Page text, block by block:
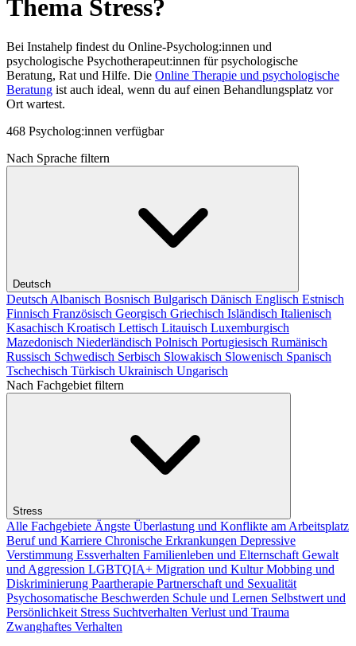
Thema Stress?
Bei Instahelp findest du Online-Psycholog:innen und
psychologische Psychotherapeut:innen für psychologische
Beratung, Rat und Hilfe. Die Online Therapie und psychologische
Beratung ist auch ideal, wenn du auf einen Behandlungsplatz vor
Ort wartest.
468 Psycholog:innen verfügbar
Nach Sprache filtern
Deutsch
Deutsch Albanisch Bosnisch Bulgarisch Dänisch Englisch Estnisch
Finnisch Französisch Georgisch Griechisch Isländisch Italienisch
Kasachisch Kroatisch Lettisch Litauisch Luxemburgisch
Mazedonisch Niederländisch Polnisch Portugiesisch Rumänisch
Russisch Schwedisch Serbisch Slowakisch Slowenisch Spanisch
Tschechisch Türkisch Ukrainisch Ungarisch
Nach Fachgebiet filtern
Stress
Alle Fachgebiete Ängste Überlastung und Konflikte am Arbeitsplatz
Beruf und Karriere Chronische Erkrankungen Depressive
Verstimmung Essverhalten Familienleben und Elternschaft Gewalt
und Aggression LGBTQIA+ Migration und KulturMobbing und
Diskriminierung Paartherapie Partnerschaft und Sexualität
Psychosomatische Beschwerden Schule und Lernen Selbstwert und
Persönlichkeit Stress Suchtverhalten Verlust und Trauma
Zwanghaftes Verhalten